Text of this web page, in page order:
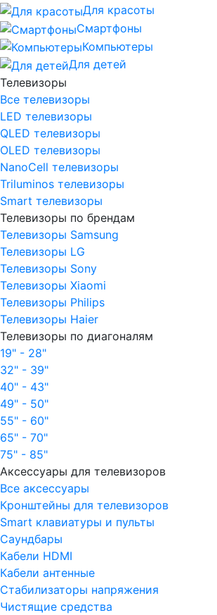
Для красоты
Смартфоны
Компьютеры
Для детей
Телевизоры
Все телевизоры
LED телевизоры
QLED телевизоры
OLED телевизоры
NanoCell телевизоры
Triluminos телевизоры
Smart телевизоры
Телевизоры по брендам
Телевизоры Samsung
Телевизоры LG
Телевизоры Sony
Телевизоры Xiaomi
Телевизоры Philips
Телевизоры Haier
Телевизоры по диагоналям
19" - 28"
32" - 39"
40" - 43"
49" - 50"
55" - 60"
65" - 70"
75" - 85"
Аксессуары для телевизоров
Все аксессуары
Кронштейны для телевизоров
Smart клавиатуры и пульты
Саундбары
Кабели HDMI
Кабели антенные
Стабилизаторы напряжения
Чистящие средства